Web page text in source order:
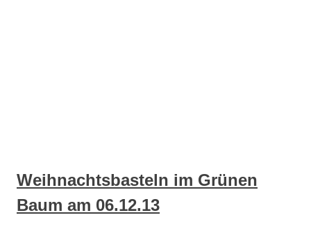
Weihnachtsbasteln im Grünen
Baum am 06.12.13